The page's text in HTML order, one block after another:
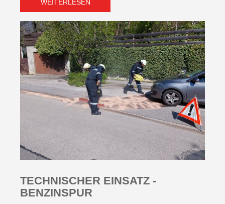
WEITERLESEN
TECHNISCHER EINSATZ -
BENZINSPUR